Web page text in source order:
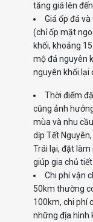
tăng giá lên đến
Giá ốp đá
(chỉ ốp mặt
khối, khoảng
mộ đá nguyên
nguyên khối lại
Thời điểm
cũng ảnh
mùa và nhu
dịp Tết
Trái lại, đặt
giúp gia chủ
Chi phí vận
50km thường
100km, chi phí
những địa hình